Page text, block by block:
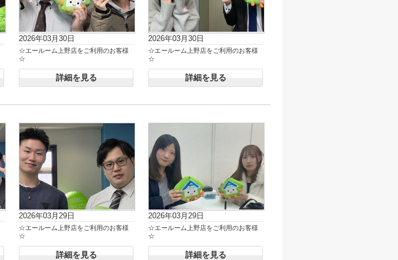
2026年03月30日
☆エールーム上野店をご利用のお客様
☆
詳細を見る
2026年03月30日
☆エールーム上野店をご利用のお客様
☆
詳細を見る
2026年03月29日
☆エールーム上野店をご利用のお客様
☆
詳細を見る
2026年03月29日
☆エールーム上野店をご利用のお客様
☆
詳細を見る